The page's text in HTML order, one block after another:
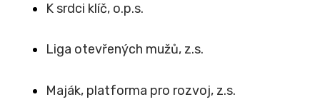
K srdci klíč, o.p.s.
Liga otevřených mužů, z.s.
Maják, platforma pro rozvoj, z.s.